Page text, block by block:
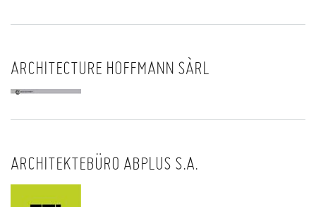
ARCHITECTURE HOFFMANN SÀRL
ARCHITEKTEBÜRO ABPLUS S.A.